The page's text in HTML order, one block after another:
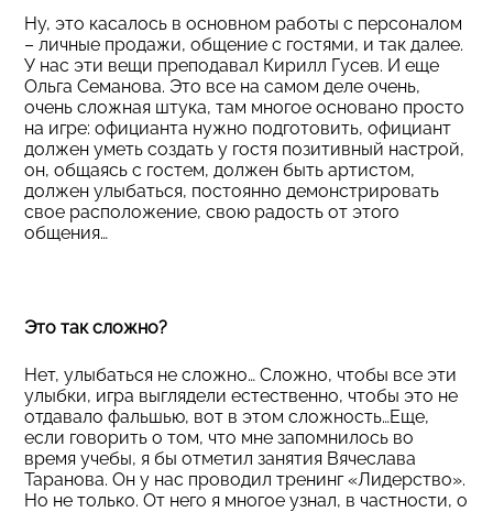
Ну, это касалось в основном работы с персоналом
– личные продажи, общение с гостями, и так далее.
У нас эти вещи преподавал Кирилл Гусев. И еще
Ольга Семанова. Это все на самом деле очень,
очень сложная штука, там многое основано просто
на игре: официанта нужно подготовить, официант
должен уметь создать у гостя позитивный настрой,
он, общаясь с гостем, должен быть артистом,
должен улыбаться, постоянно демонстрировать
свое расположение, свою радость от этого
общения…
Это так сложно?
Нет, улыбаться не сложно… Сложно, чтобы все эти
улыбки, игра выглядели естественно, чтобы это не
отдавало фальшью, вот в этом сложность…Еще,
если говорить о том, что мне запомнилось во
время учебы, я бы отметил занятия Вячеслава
Таранова. Он у нас проводил тренинг «Лидерство».
Но не только. От него я многое узнал, в частности, о